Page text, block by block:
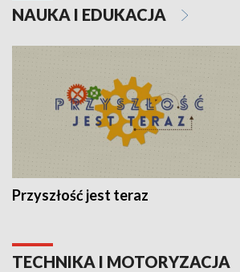
NAUKA I EDUKACJA
Przyszłość jest teraz
TECHNIKA I MOTORYZACJA